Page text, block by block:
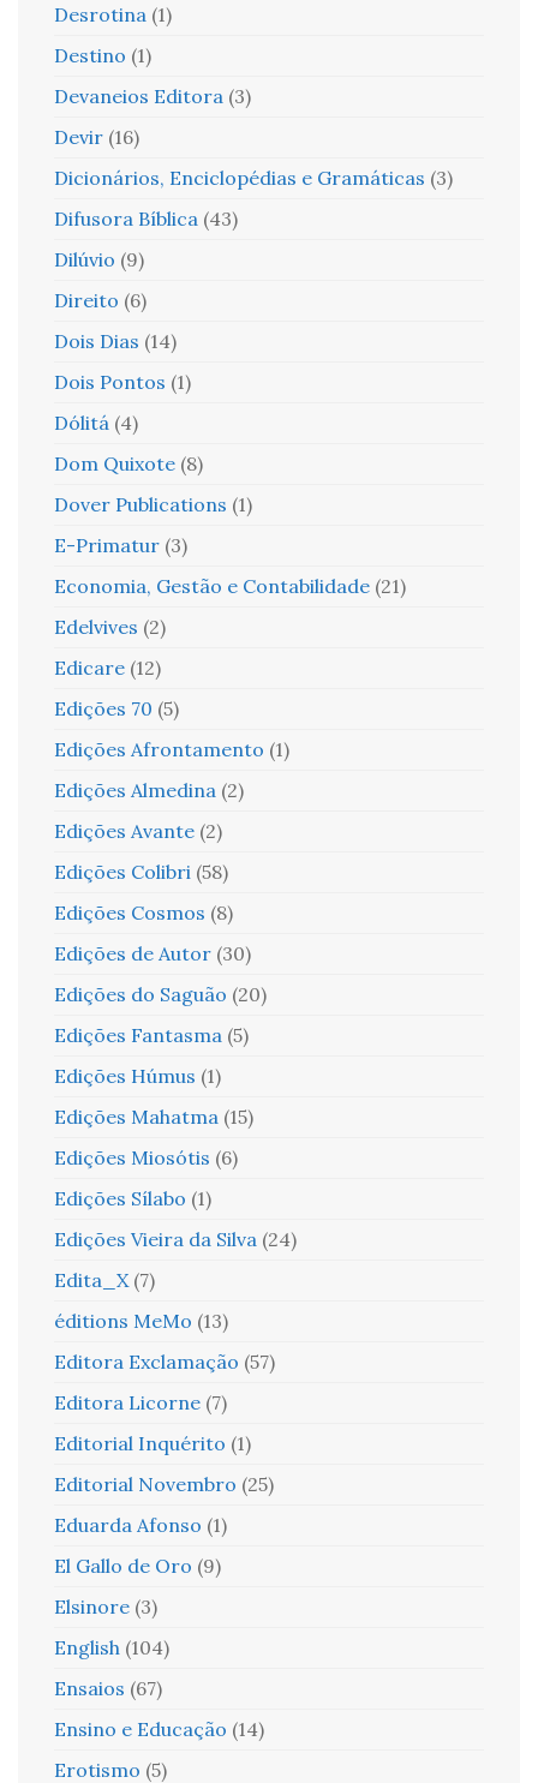
Desrotina (1)
Destino (1)
Devaneios Editora (3)
Devir (16)
Dicionários, Enciclopédias e Gramáticas (3)
Difusora Bíblica (43)
Dilúvio (9)
Direito (6)
Dois Dias (14)
Dois Pontos (1)
Dólitá (4)
Dom Quixote (8)
Dover Publications (1)
E-Primatur (3)
Economia, Gestão e Contabilidade (21)
Edelvives (2)
Edicare (12)
Edições 70 (5)
Edições Afrontamento (1)
Edições Almedina (2)
Edições Avante (2)
Edições Colibri (58)
Edições Cosmos (8)
Edições de Autor (30)
Edições do Saguão (20)
Edições Fantasma (5)
Edições Húmus (1)
Edições Mahatma (15)
Edições Miosótis (6)
Edições Sílabo (1)
Edições Vieira da Silva (24)
Edita_X (7)
éditions MeMo (13)
Editora Exclamação (57)
Editora Licorne (7)
Editorial Inquérito (1)
Editorial Novembro (25)
Eduarda Afonso (1)
El Gallo de Oro (9)
Elsinore (3)
English (104)
Ensaios (67)
Ensino e Educação (14)
Erotismo (5)